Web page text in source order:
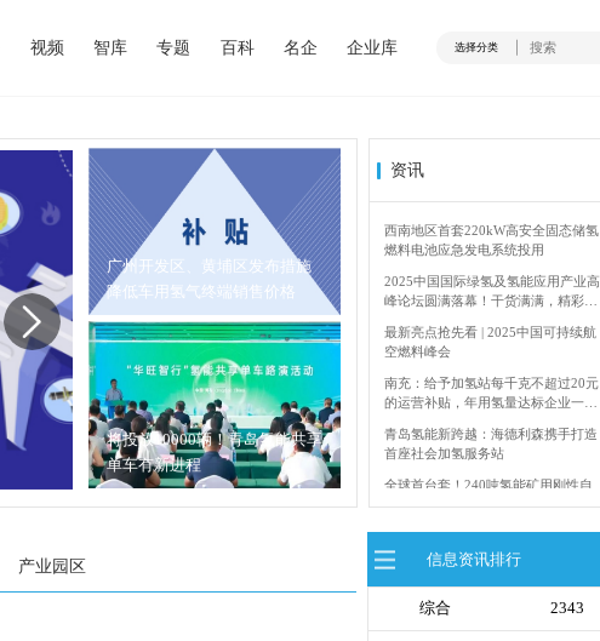
视频 智库 专题 百科 名企 企业库 选择分类
内蒙古能源局：2024年加快建设输氢管道网络
广州开发区、黄埔区发布措施
降低车用氢气终端销售价格
将投放10000辆！青岛氢能共享
单车有新进程
资讯
西南地区首套220kW高安全固态储氢
燃料电池应急发电系统投用
2025中国国际绿氢及氢能应用产业高
峰论坛圆满落幕！干货满满，精彩瞬
最新亮点抢先看 | 2025中国可持续航
空燃料峰会
南充：给予加氢站每千克不超过20元
的运营补贴，年用氢量达标企业一次
青岛氢能新跨越：海德利森携手打造
首座社会加氢服务站
全球首台套！240吨氢能矿用刚性自
卸车联合开发协议签署暨项目阶段开
新疆俊瑞温宿规模化制绿氢项目开工
仪式在温宿县成功举办
荷兰氢能产业联盟到访天德工业装
备，与市区相关领导就威海文登区氢
产业园区 信息资讯排行
综合 2343